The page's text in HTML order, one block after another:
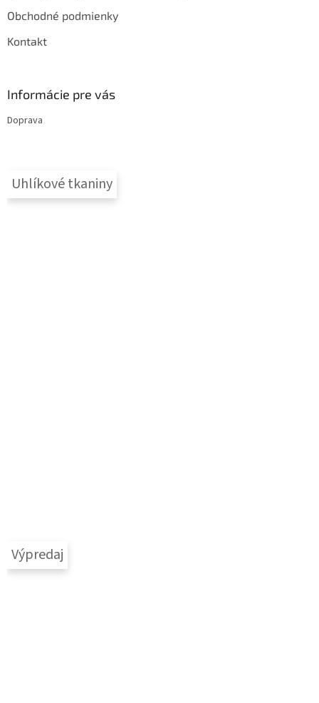
Obchodné podmienky
Kontakt
Informácie pre vás
Doprava
Uhlíkové tkaniny
Výpredaj